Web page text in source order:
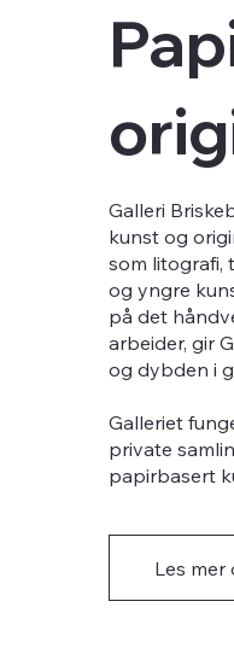
Galleri
kunst og
som litografi,
og yngre
på det
arbeider, gir
og dybden i
Galleriet
private
papirbasert
Les mer